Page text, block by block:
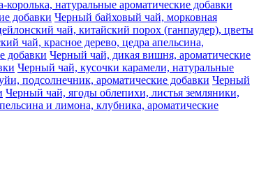
натуральные ароматические добавки
добавки Черный байховый чай, морковная
чай, китайский порох (ганпаудер), цветы
чай, красное дерево, цедра апельсина,
добавки Черный чай, дикая вишня, ароматические
Черный чай, кусочки карамели, натуральные
подсолнечник, ароматические добавки Черный
Черный чай, ягоды облепихи, листья земляники,
и лимона, клубника, ароматические